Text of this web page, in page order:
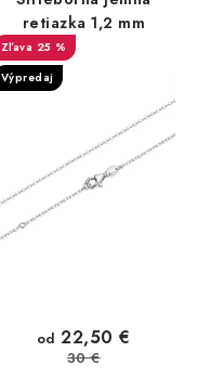
retiazka 1,2 mm
25 %
Výpredaj
od 22,50 €
30 €